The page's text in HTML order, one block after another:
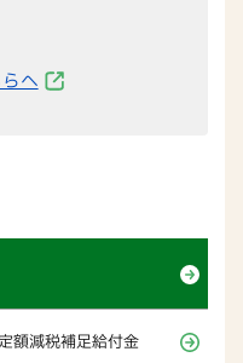
へ
額減税補足給付金